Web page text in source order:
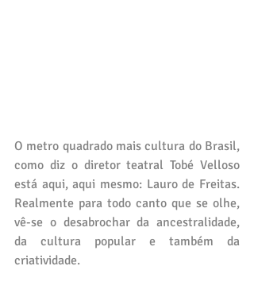
O metro quadrado mais cultura do Brasil,
como diz o diretor teatral Tobé Velloso
está aqui, aqui mesmo: Lauro de Freitas.
Realmente para todo canto que se olhe,
vê-se o desabrochar da ancestralidade,
da cultura popular e também da
criatividade.